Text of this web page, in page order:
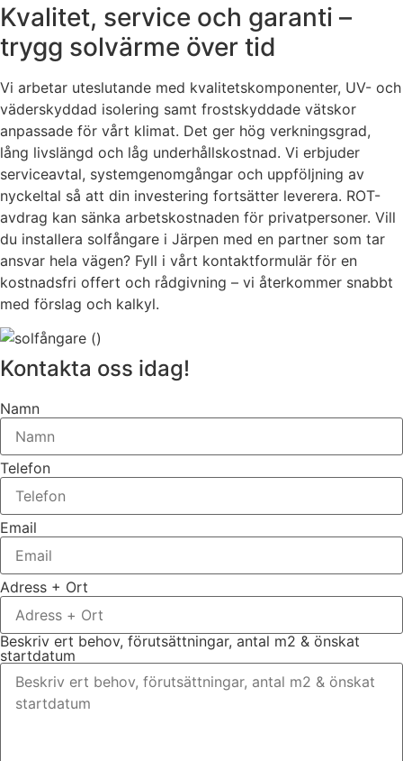
Kvalitet, service och garanti –
trygg solvärme över tid
Vi arbetar uteslutande med kvalitetskomponenter, UV- och
väderskyddad isolering samt frostskyddade vätskor
anpassade för vårt klimat. Det ger hög verkningsgrad,
lång livslängd och låg underhållskostnad. Vi erbjuder
serviceavtal, systemgenomgångar och uppföljning av
nyckeltal så att din investering fortsätter leverera. ROT-
avdrag kan sänka arbetskostnaden för privatpersoner. Vill
du installera solfångare i Järpen med en partner som tar
ansvar hela vägen? Fyll i vårt kontaktformulär för en
kostnadsfri offert och rådgivning – vi återkommer snabbt
med förslag och kalkyl.
Kontakta oss idag!
Namn
Telefon
Email
Adress + Ort
Beskriv ert behov, förutsättningar, antal m2 & önskat
startdatum